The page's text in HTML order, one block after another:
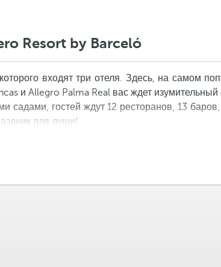
Resort by Barceló
входят три отеля. Здесь, на самом
и Allegro Palma Real вас ждет
гостей ждут 12 ресторанов, 13
для души!